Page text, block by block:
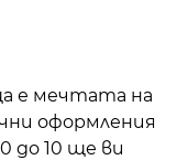
е мечтата на
оформления
до 10 ще ви